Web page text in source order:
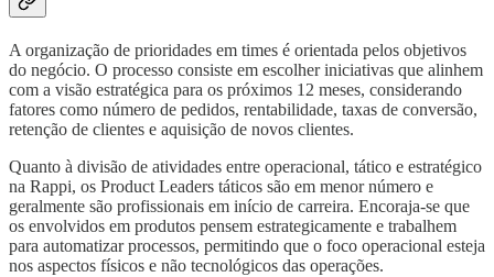
A organização de prioridades em times é orientada pelos objetivos
do negócio. O processo consiste em escolher iniciativas que alinhem
com a visão estratégica para os próximos 12 meses, considerando
fatores como número de pedidos, rentabilidade, taxas de conversão,
retenção de clientes e aquisição de novos clientes.
Quanto à divisão de atividades entre operacional, tático e estratégico
na Rappi, os Product Leaders táticos são em menor número e
geralmente são profissionais em início de carreira. Encoraja-se que
os envolvidos em produtos pensem estrategicamente e trabalhem
para automatizar processos, permitindo que o foco operacional esteja
nos aspectos físicos e não tecnológicos das operações.